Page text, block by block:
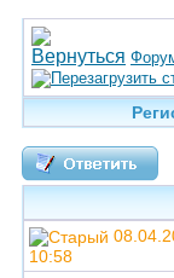
10:58